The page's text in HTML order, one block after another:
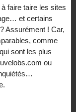
faire taire les sites
et certains
Assurément ! Car,
comme
sont les plus
ou